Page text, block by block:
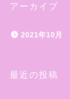
アーカイブ
2021年10月
最近の投稿